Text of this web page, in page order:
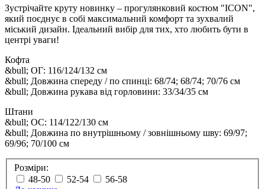
Зустрічайте круту новинку – прогулянковий костюм "ICON",
який поєднує в собі максимальний комфорт та зухвалий
міський дизайн. Ідеальний вибір для тих, хто любить бути в
центрі уваги!
Кофта
&bull; ОГ: 116/124/132 см
&bull; Довжина спереду / по спинці: 68/74; 68/74; 70/76 см
&bull; Довжина рукава від горловини: 33/34/35 см
Штани
&bull; ОС: 114/122/130 см
&bull; Довжина по внутрішньому / зовнішньому шву: 69/97;
69/96; 70/100 см
Розміри:
48-50
52-54
56-58